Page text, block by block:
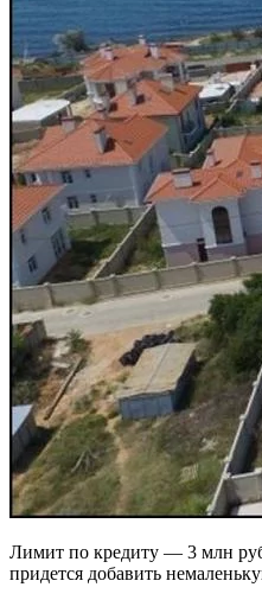
Лимит по кредиту — 3 млн
придется добавить